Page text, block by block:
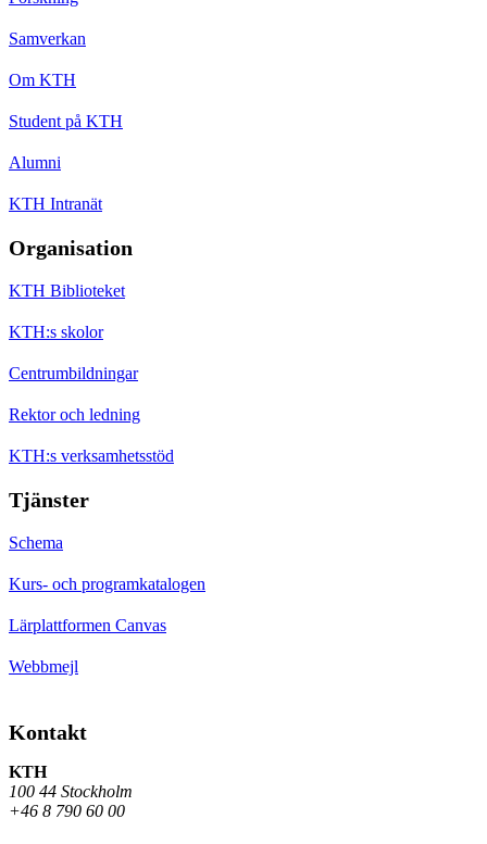
Samverkan
Om KTH
Student på KTH
Alumni
KTH Intranät
Organisation
KTH Biblioteket
KTH:s skolor
Centrumbildningar
Rektor och ledning
KTH:s verksamhetsstöd
Tjänster
Schema
Kurs- och programkatalogen
Lärplattformen Canvas
Webbmejl
Kontakt
KTH
100 44 Stockholm
+46 8 790 60 00